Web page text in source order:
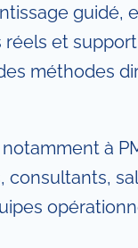
guidé,
réels et
méthodes
notamment à
consultants,